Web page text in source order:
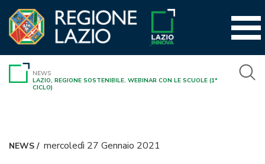
contenuto
NEWS
LAZIO, REGIONE SOSTENIBILE. WEBINAR CON LE SCUOLE (1°
CICLO)
NEWS/ mercoledì 27 Gennaio 2021